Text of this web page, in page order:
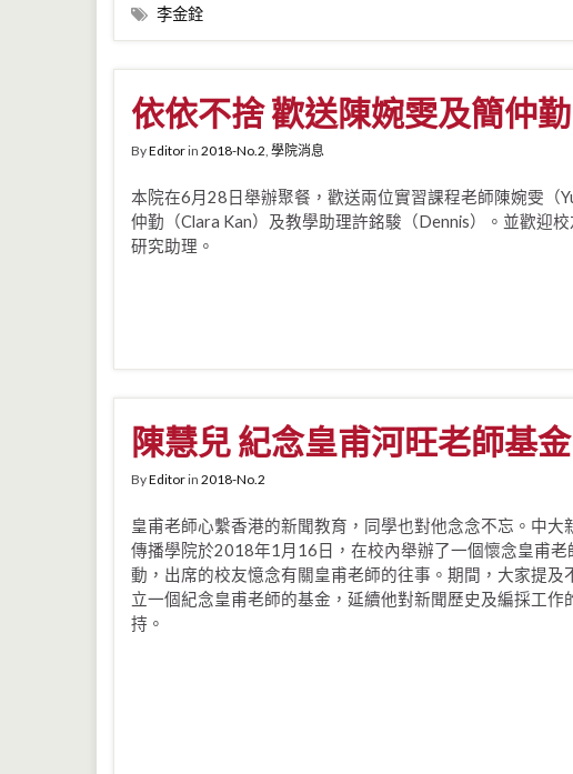
李金銓
依依不捨 歡送陳婉雯及簡仲
ByEditorin 2018-No.2, 學院消息
本院在6月28日舉辦聚餐，歡送兩位實習課程老師陳婉雯（
仲勤（Clara Kan）及教學助理許銘駿（Dennis）。並歡迎
研究助理。
陳慧兒 紀念皇甫河旺老師基
ByEditorin 2018-No.2
皇甫老師心繫香港的新聞教育，同學也對他念念不忘。中大
傳播學院於2018年1月16日，在校內舉辦了一個懷念皇甫老
動，出席的校友憶念有關皇甫老師的往事。期間，大家提及
立一個紀念皇甫老師的基金，延續他對新聞歷史及編採工作
持。